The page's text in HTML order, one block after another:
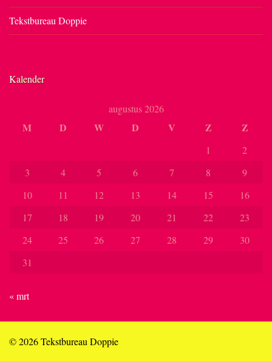
Tekstbureau Doppie
Kalender
augustus 2026
M D W D V Z Z
1
2
3
4 5 6 7 8
9
10
11 12 13 14 15
16
17
18 19 20 21 22
23
24
25 26 27 28 29
30
31
« mrt
© 2026 Tekstbureau Doppie